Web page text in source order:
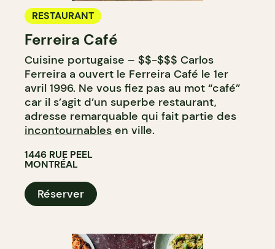
RESTAURANT
Ferreira Café
Cuisine portugaise – $$-$$$ Carlos
Ferreira a ouvert le Ferreira Café le 1er
avril 1996. Ne vous fiez pas au mot “café”
car il s’agit d’un superbe restaurant,
adresse remarquable qui fait partie des
incontournables en ville.
1446 RUE PEEL
MONTRÉAL
Réserver